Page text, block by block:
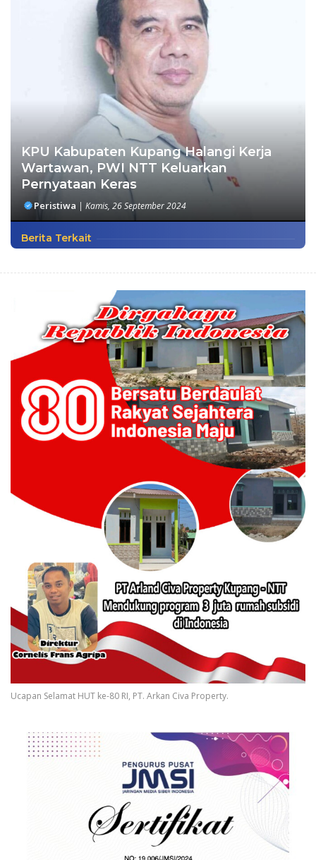
KPU Kabupaten Kupang Halangi Kerja
Wartawan, PWI NTT Keluarkan
Pernyataan Keras
Peristiwa | Kamis, 26 September 2024
Berita Terkait
Ucapan Selamat HUT ke-80 RI, PT. Arkan Civa Property.